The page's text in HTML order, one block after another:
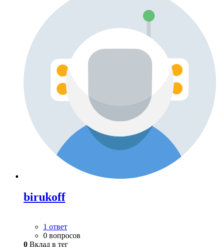
birukoff
1 ответ
0 вопросов
0 Вклад в тег